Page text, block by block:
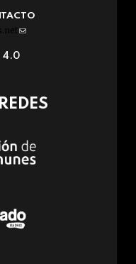
(link
e-
4.0